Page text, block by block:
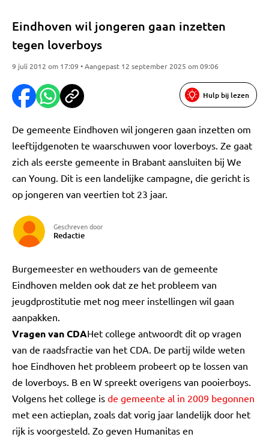
Eindhoven wil jongeren gaan inzetten
tegen loverboys
9 juli 2012 om 17:09 • Aangepast 12 september 2025 om 09:06
Hulp bij lezen
De gemeente Eindhoven wil jongeren gaan inzetten om
leeftijdgenoten te waarschuwen voor loverboys. Ze gaat
zich als eerste gemeente in Brabant aansluiten bij We
can Young. Dit is een landelijke campagne, die gericht is
op jongeren van veertien tot 23 jaar.
Geschreven door
Redactie
Burgemeester en wethouders van de gemeente
Eindhoven melden ook dat ze het probleem van
jeugdprostitutie met nog meer instellingen wil gaan
aanpakken.
Vragen van CDAHet college antwoordt dit op vragen
van de raadsfractie van het CDA. De partij wilde weten
hoe Eindhoven het probleem probeert op te lossen van
de loverboys. B en W spreekt overigens van pooierboys.
Volgens het college is de gemeente al in 2009 begonnen
met een actieplan, zoals dat vorig jaar landelijk door het
rijk is voorgesteld. Zo geven Humanitas en